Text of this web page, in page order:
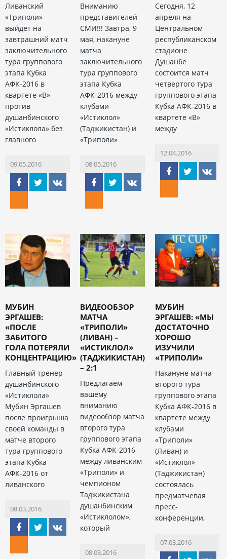
Ливанский
«Триполи»
выйдет на
завтрашний матч
заключительного
тура группового
этапа Кубка
АФК-2016 в
квартете «В»
против
душанбинского
«Истиклола» без
главного
09.05.2016
Вниманию
представителей
СМИ!!! Завтра, 9
мая, накануне
матча
заключительного
тура группового
этапа Кубка
АФК-2016 между
клубами
«Истиклол»
(Таджикистан) и
«Триполи»
08.05.2016
Сегодня, 12
апреля на
Центральном
республиканском
стадионе
Душанбе
состоится матч
четвертого тура
группового этапа
Кубка АФК-2016 в
квартете «В»
между
12.04.2016
МУБИН
ЭРГАШЕВ:
«ПОСЛЕ
ЗАБИТОГО
ГОЛА ПОТЕРЯЛИ
КОНЦЕНТРАЦИЮ»
Главный тренер
душанбинского
«Истиклола»
Мубин Эргашев
после проигрыша
своей команды в
матче второго
тура группового
этапа Кубка
АФК-2016 от
ливанского
08.03.2016
ВИДЕООБЗОР
МАТЧА
«ТРИПОЛИ»
(ЛИВАН) –
«ИСТИКЛОЛ»
(ТАДЖИКИСТАН)
– 2:1
Предлагаем
вашему
вниманию
видеообзор матча
второго тура
группового этапа
Кубка АФК-2016
между ливанским
«Триполи» и
чемпионом
Таджикистана
душанбинским
«Истиклолом»,
который
08.03.2016
МУБИН
ЭРГАШЕВ: «МЫ
ДОСТАТОЧНО
ХОРОШО
ИЗУЧИЛИ
«ТРИПОЛИ»
Накануне матча
второго тура
группового этапа
Кубка АФК-2016 в
квартете между
клубами
«Триполи»
(Ливан) и
«Истиклол»
(Таджикистан)
состоялась
предматчевая
пресс-
конференции,
07.03.2016